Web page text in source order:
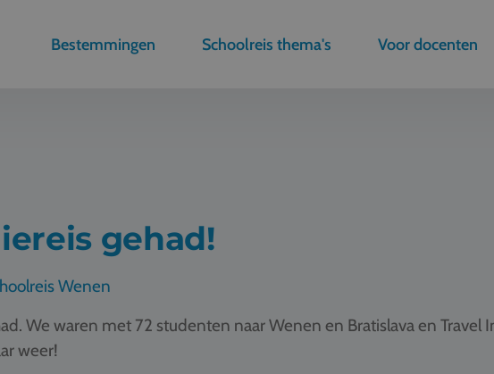
Bestemmingen Schoolreis thema's Voor docenten
gehad!
Wenen
We waren met 72 studenten naar Wenen en Bratislava en Travel
weer!